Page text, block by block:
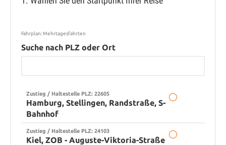
Fahrplan: Mehrtagesfahrten
Suche nach PLZ oder Ort
Zustieg / Haltestelle PLZ: 22605
Hamburg, Stellingen, Randstraße, S-
Bahnhof
Zustieg / Haltestelle PLZ: 24103
Kiel, ZOB - Auguste-Viktoria-Straße